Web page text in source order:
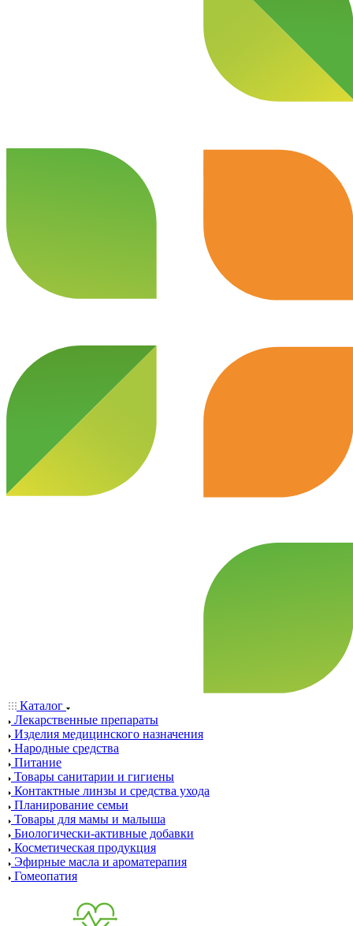
Каталог
Лекарственные препараты
Изделия медицинского назначения
Народные средства
Питание
Товары санитарии и гигиены
Контактные линзы и средства ухода
Планирование семьи
Товары для мамы и малыша
Биологически-активные добавки
Косметическая продукция
Эфирные масла и ароматерапия
Гомеопатия